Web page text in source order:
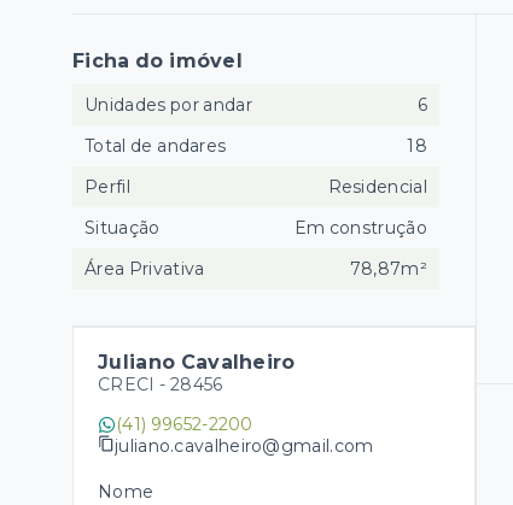
Ficha do imóvel
Unidades por andar
6
Total de andares
18
Perfil
Residencial
Situação
Em construção
Área Privativa
78,87m²
Juliano Cavalheiro
CRECI - 28456
(41) 99652-2200
juliano.cavalheiro@gmail.com
Nome